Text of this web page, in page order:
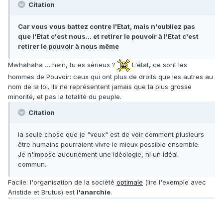
Citation
Car vous vous battez contre l'Etat, mais n'oubliez pas
que l'Etat c'est nous… et retirer le pouvoir à l'Etat c'est
retirer le pouvoir à nous même
Mwhahaha … hein, tu es sérieux ?
L'état, ce sont les
hommes de Pouvoir: ceux qui ont plus de droits que les autres au
nom de la loi. Ils ne représentent jamais que la plus grosse
minorité, et pas la totalité du peuple.
Citation
la seule chose que je "veux" est de voir comment plusieurs
être humains pourraient vivre le mieux possible ensemble.
Je n'impose aucunement une idéologie, ni un idéal
commun.
Facile: l'organisation de la société optimale (lire l'exemple avec
Aristide et Brutus) est l'anarchie.